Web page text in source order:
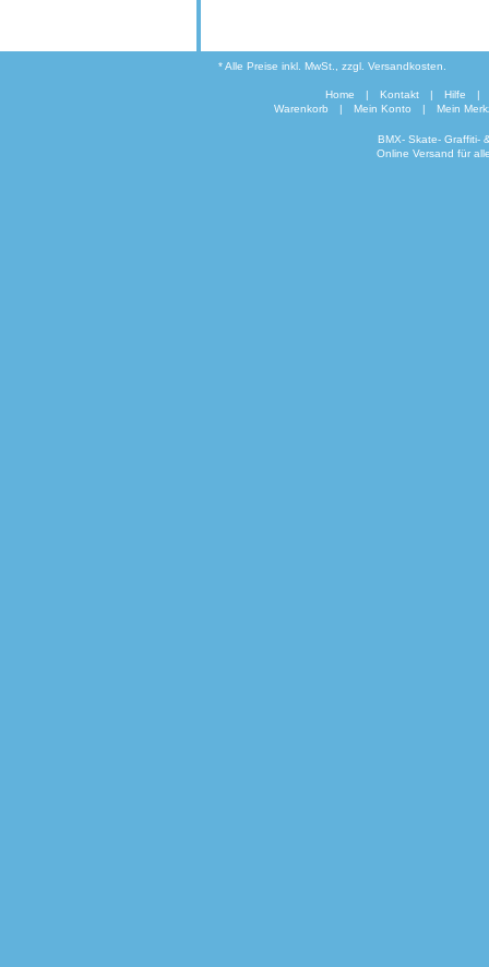
* Alle Preise inkl. MwSt., zzgl. Versandkosten.
Home | Kontakt | Hilfe
|
Warenkorb
| Mein Konto | Mein
BMX- Skate- Graffiti-
Online Versand für